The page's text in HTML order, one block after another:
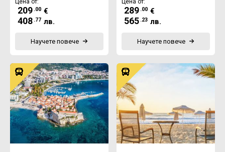
209 .00 €
408 .77 лв.
Научете повече
289 .00 €
565 .23 лв.
Научете повече